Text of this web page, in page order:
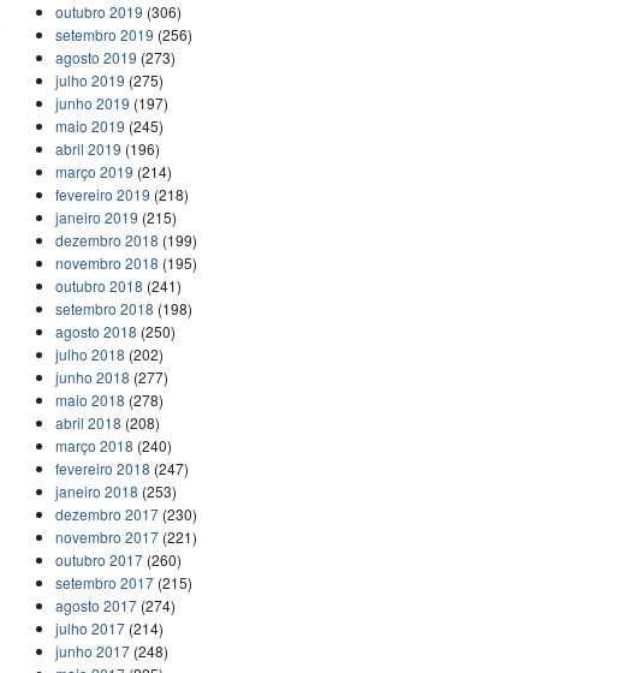
outubro 2019 (306)
setembro 2019 (256)
agosto 2019 (273)
julho 2019 (275)
junho 2019 (197)
maio 2019 (245)
abril 2019 (196)
março 2019 (214)
fevereiro 2019 (218)
janeiro 2019 (215)
dezembro 2018 (199)
novembro 2018 (195)
outubro 2018 (241)
setembro 2018 (198)
agosto 2018 (250)
julho 2018 (202)
junho 2018 (277)
maio 2018 (278)
abril 2018 (208)
março 2018 (240)
fevereiro 2018 (247)
janeiro 2018 (253)
dezembro 2017 (230)
novembro 2017 (221)
outubro 2017 (260)
setembro 2017 (215)
agosto 2017 (274)
julho 2017 (214)
junho 2017 (248)